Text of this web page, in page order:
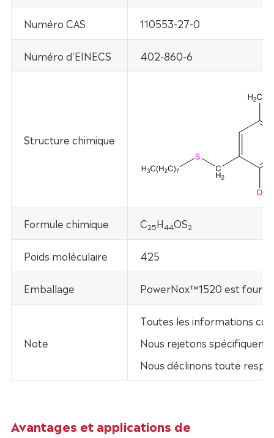
Numéro CAS 110553-27-0
Numéro d'EINECS 402-860-6
Structure chimique
Formule chimique C25H44OS2
Poids moléculaire 425
Emballage PowerNox™1520 est
Note
Toutes les informations
Nous rejetons
Nous déclinons toute
Avantages et applications de